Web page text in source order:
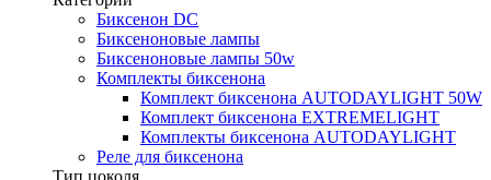
Биксенон DC
Биксеноновые лампы
Биксеноновые лампы 50w
Комплекты биксенона
Комплект биксенона AUTODAYLIGHT 50W
Комплект биксенона EXTREMELIGHT
Комплекты биксенона AUTODAYLIGHT
Реле для биксенона
Тип цоколя